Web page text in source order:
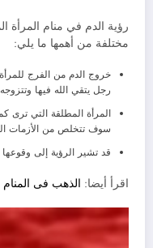
رؤية الدم في منام المرأة
مختلفة من أهمها ما يلي:
خروج الدم من الفرج
رجل يتقي الله فيها
المرأة المطلقة التي ترى
سوف تتخلص من الأزمات
قد تشير الرؤية إلى
اقرأ أيضا: الذهب فى